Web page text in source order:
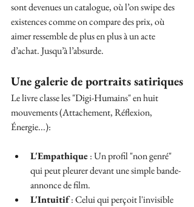
sont devenues un catalogue, où l’on swipe des
existences comme on compare des prix, où
aimer ressemble de plus en plus à un acte
d’achat. Jusqu’à l’absurde.
Une galerie de portraits satiriques
Le livre classe les "Digi-Humains" en huit
mouvements (Attachement, Réflexion,
Énergie...):
L'Empathique : Un profil "non genré"
qui peut pleurer devant une simple bande-
annonce de film.
L'Intuitif : Celui qui perçoit l'invisible